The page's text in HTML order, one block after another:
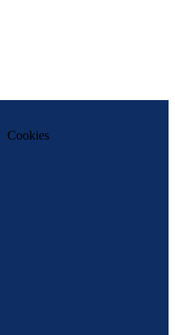
Cookies